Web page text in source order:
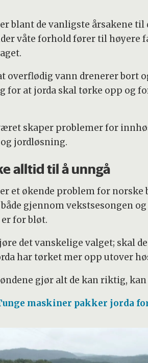
blant de vanligste årsakene
våte forhold fører til høyere
overflødig vann drenerer bort
for at jorda skal tørke opp og
skaper problemer for
jordløsning.
alltid til å unngå
et økende problem for
gjennom vekstsesongen
for bløt.
det vanskelige valget; skal
har tørket mer opp utover
gjør alt de kan riktig,
maskiner pakker jorda